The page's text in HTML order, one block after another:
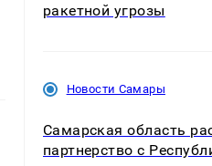
ракетной угрозы
Новости Самары
Самарская область
партнерство с